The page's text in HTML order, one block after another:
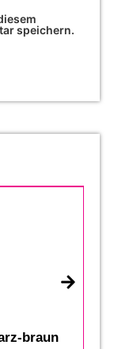
speichern.
braun